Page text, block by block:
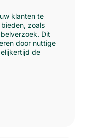
klanten te
zoals
Dit
door nuttige
de